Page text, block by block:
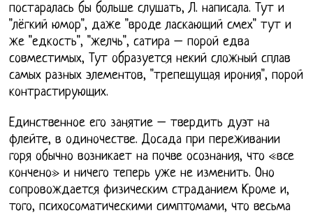
постаралась бы больше слушать, Л. написала. Тут и
"лёгкий юмор", даже "вроде ласкающий смех" тут и
же "едкость", "желчь", сатира – порой едва
совместимых, Тут образуется некий сложный сплав
самых разных элементов, "трепещущая ирония", порой
контрастирующих.
Единственное его занятие – твердить дуэт на
флейте, в одиночестве. Досада при переживании
горя обычно возникает на почве осознания, что «все
кончено» и ничего теперь уже не изменить. Оно
сопровождается физическим страданием Кроме и,
того, психосоматическими симптомами, что весьма